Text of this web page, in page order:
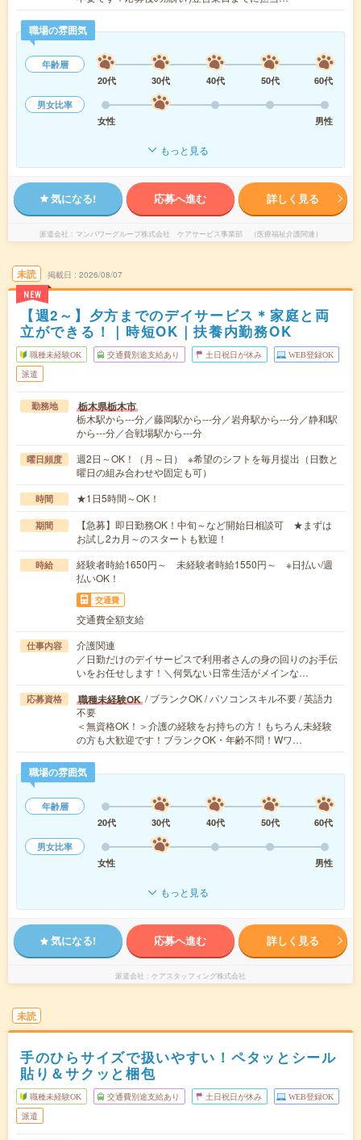
職場の雰囲気
年齢層
20代
30代 40代 50代
60代
男女比率
女性
男性
もっと見る
気になる! 応募へ進む 詳しく見る
派遣会社 マンパワーグループ株式会社 ケアサービス事業部 （医療福祉介護関連）
未読
NEW
掲載日 2026/08/07
【週2～】夕方までのデイサービス＊家庭と両
立ができる！｜時短OK｜扶養内勤務OK
職種未経験OK 交通費別途支給あり 土日祝日が休み WEB登録OK
派遣
勤務地 栃木県栃木市
栃木駅から---分／藤岡駅から---分／岩舟駅から---分／静和駅
から---分／合戦場駅から---分
曜日頻度
週2日～OK！（月～日） ※希望のシフトを毎月提出（日数と
曜日の組み合わせや固定も可）
時間 ★1日5時間～OK！
期間
【急募】即日勤務OK！中旬～など開始日相談可 ★まずは
お試し2カ月～のスタートも歓迎！
時給
経験者時給1650円～ 未経験者時給1550円～ ※日払い/週
払いOK！
交通費
交通費全額支給
仕事内容
介護関連
／日勤だけのデイサービスで利用者さんの身の回りのお手伝
いをお任せします！＼何気ない日常生活がメインな…
応募資格 職種未経験OK / ブランクOK / パソコンスキル不要 / 英語力
不要
＜無資格OK！＞介護の経験をお持ちの方！もちろん未経験
の方も大歓迎です！ブランクOK・年齢不問！Wワ…
職場の雰囲気
年齢層
20代
30代 40代 50代
60代
男女比率
女性
男性
もっと見る
気になる! 応募へ進む 詳しく見る
派遣会社 ケアスタッフィング株式会社
未読
手のひらサイズで扱いやすい！ペタッとシール
貼り＆サクッと梱包
職種未経験OK 交通費別途支給あり 土日祝日が休み WEB登録OK
派遣